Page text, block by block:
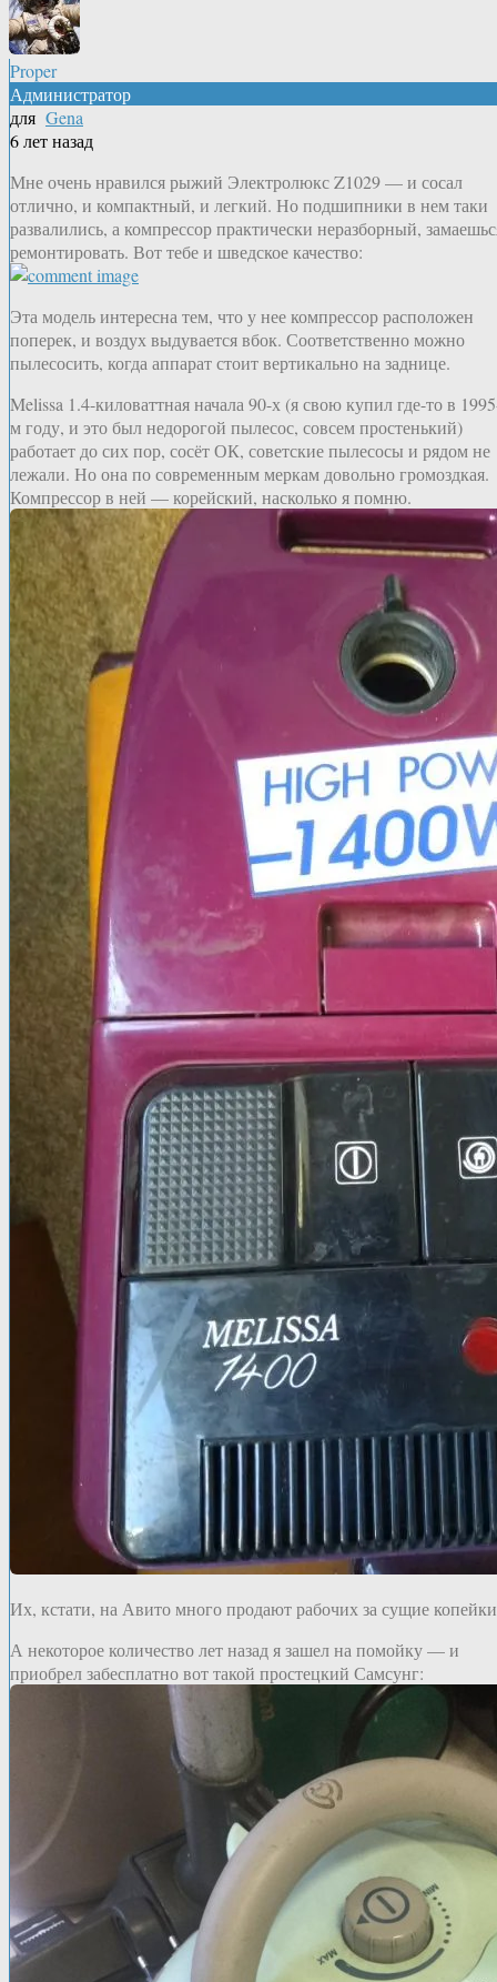
Proper
Администратор
для Gena
6 лет назад
Мне очень нравился рыжий Электролюкс Z1029 — и сосал
отлично, и компактный, и легкий. Но подшипники в нем таки
развалились, а компрессор практически неразборный,
ремонтировать. Вот тебе и шведское качество:
Эта модель интересна тем, что у нее компрессор расположен
поперек, и воздух выдувается вбок. Соответственно можно
пылесосить, когда аппарат стоит вертикально на заднице.
Melissa 1.4-киловаттная начала 90-х (я свою купил где-то в
м году, и это был недорогой пылесос, совсем простенький)
работает до сих пор, сосёт ОК, советские пылесосы и рядом не
лежали. Но она по современным меркам довольно громоздкая.
Компрессор в ней — корейский, насколько я помню.
Их, кстати, на Авито много продают рабочих за сущие
А некоторое количество лет назад я зашел на помойку — и
приобрел забесплатно вот такой простецкий Самсунг: